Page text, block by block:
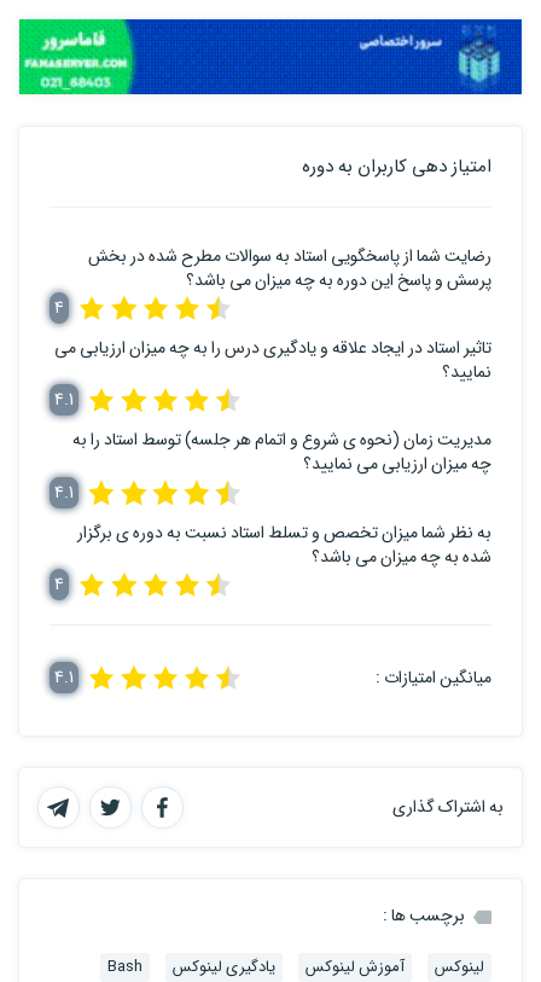
امتیاز دهی کاربران به دوره
رضایت شما از پاسخگویی استاد به سوالات مطرح شده در بخش
پرسش و پاسخ این دوره به چه میزان می باشد؟
4
تاثیر استاد در ایجاد علاقه و یادگیری درس را به چه میزان ارزیابی می
نمایید؟
4.1
مدیریت زمان (نحوه ی شروع و اتمام هر جلسه) توسط استاد را به
چه میزان ارزیابی می نمایید؟
4.1
به نظر شما میزان تخصص و تسلط استاد نسبت به دوره ی برگزار
شده به چه میزان می باشد؟
4
میانگین امتیازات : 4.1
به اشتراک گذاری
برچسب ها :
لینوکس آموزش لینوکس یادگیری لینوکس
Bash